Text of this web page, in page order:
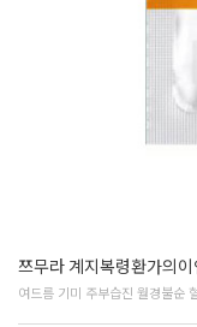
쯔무라 계지복령환가의
여드름 기미 주부습진 월경불순